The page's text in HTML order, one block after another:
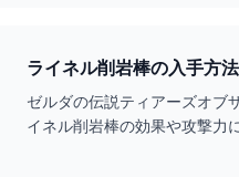
ライネル削岩棒の入手方
ゼルダの伝説ティアーズオブ
イネル削岩棒の効果や攻撃力